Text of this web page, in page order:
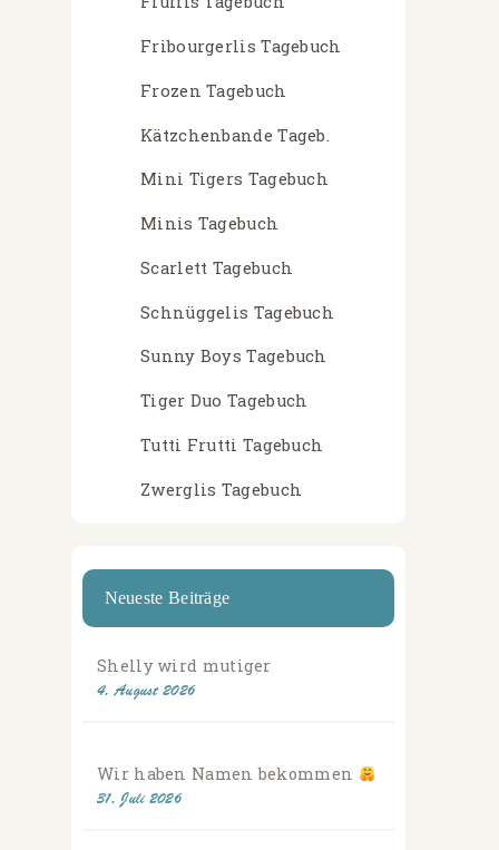
Fribourgerlis Tagebuch
Frozen Tagebuch
Kätzchenbande Tageb.
Mini Tigers Tagebuch
Minis Tagebuch
Scarlett Tagebuch
Schnüggelis Tagebuch
Sunny Boys Tagebuch
Tiger Duo Tagebuch
Tutti Frutti Tagebuch
Zwerglis Tagebuch
Neueste Beiträge
Shelly wird mutiger
4. August 2026
Wir haben Namen bekommen
31. Juli 2026